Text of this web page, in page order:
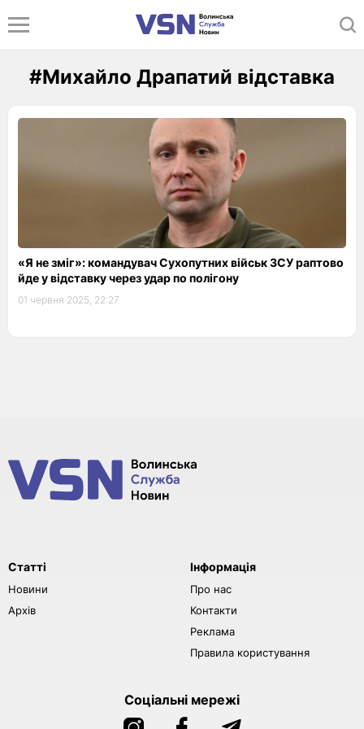
#Михайло Драпатий відставка
«Я не зміг»: командувач Сухопутних військ ЗСУ раптово
йде у відставку через удар по полігону
01 червня 2025, 22:27
Статті
Новини
Архів
Інформація
Про нас
Контакти
Реклама
Правила користування
Соціальні мережі